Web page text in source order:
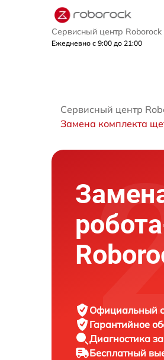
Сервисный центр Roborock
Ежедневно с 9:00 до 21:00
Сервисный центр
Замена комплекта
Официальный
Гарантийное
Диагностика
Бесплатный